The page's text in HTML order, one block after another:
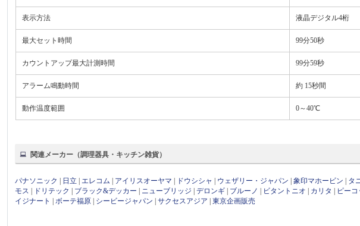
表示方法 液晶デジタル4桁
最大セット時間 99分50秒
カウントアップ最大計測時間 99分59秒
アラーム鳴動時間 約 15秒間
動作温度範囲 0～40℃
関連メーカー（調理器具・キッチン雑貨）
パナソニック 日立 エレコム アイリスオーヤマ ドウシシャ ウェザリー・ジャパン |象印マホービン タ
モス
ドリテック ブラック&デッカー ニューブリッジ |デロンギ ブルーノ ビタントニオ カリタ ピー
イジナート
|ボーテ福原 シービージャパン |サクセスアジア |東京企画販売